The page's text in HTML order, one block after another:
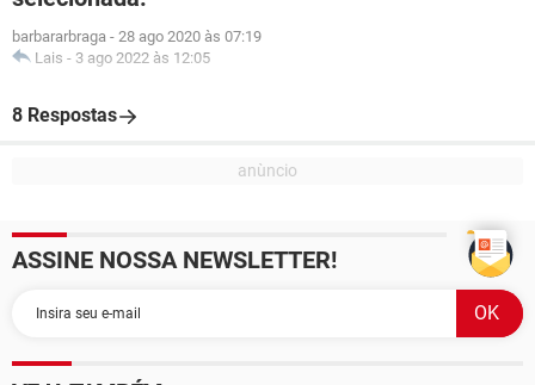
barbararbraga - 28 ago 2020 às 07:19
Lais - 3 ago 2022 às 12:05
8 Respostas
ASSINE NOSSA NEWSLETTER!